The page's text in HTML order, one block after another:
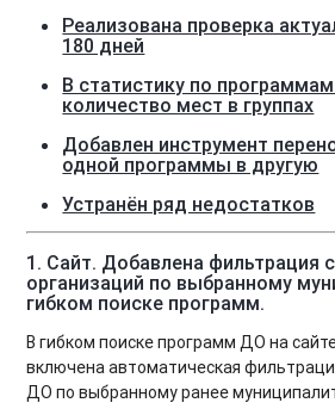
Реализована проверка
180 дней
В статистику по
количество мест в группах
Добавлен инструмент
одной программы в другую
Устранён ряд недостатков
1. Сайт. Добавлена фильтрация
организаций по выбранному
гибком поиске программ.
В гибком поиске программ ДО на
включена автоматическая
ДО по выбранному ранее